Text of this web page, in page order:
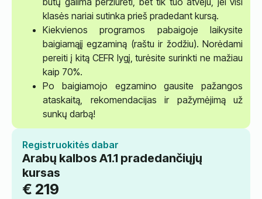
klasės nariai sutinka prieš pradedant kursą.
Kiekvienos programos pabaigoje laikysite
baigiamąjį egzaminą (raštu ir žodžiu). Norėdami
pereiti į kitą CEFR lygį, turėsite surinkti ne mažiau
kaip 70%.
Po baigiamojo egzamino gausite pažangos
ataskaitą, rekomendacijas ir pažymėjimą už
sunkų darbą!
Registruokitės dabar
Arabų kalbos A1.1 pradedančiųjų
kursas
€ 219